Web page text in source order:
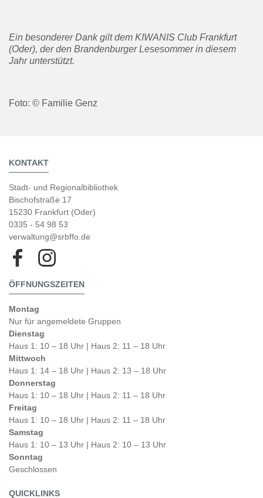
Ein besonderer Dank gilt dem KIWANIS Club Frankfurt
(Oder), der den Brandenburger Lesesommer in diesem
Jahr unterstützt.
Foto: © Familie Genz
KONTAKT
Stadt- und Regionalbibliothek
Bischofstraße 17
15230 Frankfurt (Oder)
0335 - 54 98 53
verwaltung@srbffo.de
ÖFFNUNGSZEITEN
Montag
Nur für angemeldete Gruppen
Dienstag
Haus 1: 10 – 18 Uhr | Haus 2: 11 – 18 Uhr
Mittwoch
Haus 1: 14 – 18 Uhr | Haus 2: 13 – 18 Uhr
Donnerstag
Haus 1: 10 – 18 Uhr | Haus 2: 11 – 18 Uhr
Freitag
Haus 1: 10 – 18 Uhr | Haus 2: 11 – 18 Uhr
Samstag
Haus 1: 10 – 13 Uhr | Haus 2: 10 – 13 Uhr
Sonntag
Geschlossen
QUICKLINKS